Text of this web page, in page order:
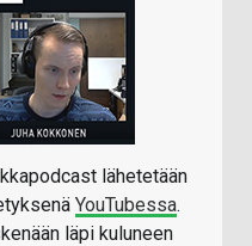
lähetetään
YouTubessa.
läpi kuluneen